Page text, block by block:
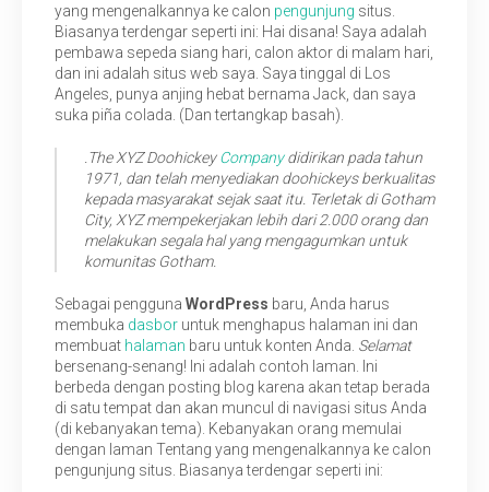
yang mengenalkannya ke calon pengunjung situs.
Biasanya terdengar seperti ini: Hai disana! Saya adalah
pembawa sepeda siang hari, calon aktor di malam hari,
dan ini adalah situs web saya. Saya tinggal di Los
Angeles, punya anjing hebat bernama Jack, dan saya
suka piña colada. (Dan tertangkap basah).
.The XYZ DoohickeyCompanydidirikan pada tahun
1971, dan telah menyediakan doohickeys berkualitas
kepada masyarakat sejak saat itu. Terletak di Gotham
City, XYZ mempekerjakan lebih dari 2.000 orang dan
melakukan segala hal yang mengagumkan untuk
komunitas Gotham.
Sebagai pengguna WordPress baru, Anda harus
membuka dasbor untuk menghapus halaman ini dan
membuat halaman baru untuk konten Anda. Selamat
bersenang-senang! Ini adalah contoh laman. Ini
berbeda dengan posting blog karena akan tetap berada
di satu tempat dan akan muncul di navigasi situs Anda
(di kebanyakan tema). Kebanyakan orang memulai
dengan laman Tentang yang mengenalkannya ke calon
pengunjung situs. Biasanya terdengar seperti ini: